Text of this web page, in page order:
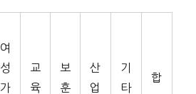
여
성
가
교
육
보
훈
산
업
기
타
합